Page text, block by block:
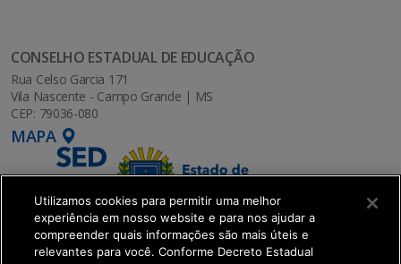
CONSELHO ESTADUAL DE EDUCAÇÃO
Rua Celso Garcia 171
Vila Nascente - Campo Grande | MS
CEP: 79036-080
MAPA
Utilizamos cookies para permitir uma melhor
experiência em nosso website e para nos ajudar a
compreender quais informações são mais úteis e
relevantes para você. Conforme Decreto Estadual